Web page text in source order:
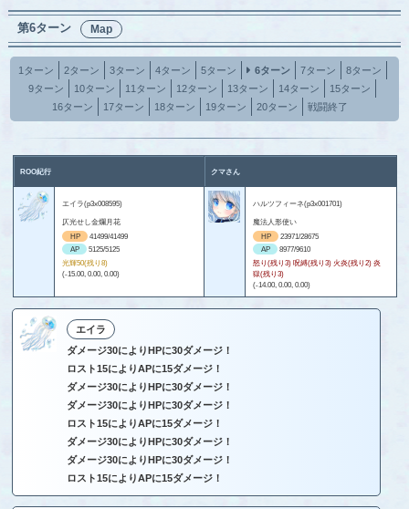
第6ターン Map
1ターン 2ターン 3ターン 4ターン 5ターン 6ターン 7ターン
8ターン
9ターン
10ターン 11ターン 12ターン 13ターン 14ターン
15ターン
16ターン
17ターン 18ターン 19ターン 20ターン 戦闘終了
ROO紀行 クマさん
エイラ(p3x008595)
仄光せし金爛月花
HP
41499/41499
AP
5125/5125
光輝50(残り8)
(-15.00, 0.00, 0.00)
ハルツフィーネ(p3x001701)
魔法人形使い
HP
23971/28675
AP
8977/9610
怒り(残り3) 呪縛(残り3) 火炎(残り2) 炎
獄(残り3)
(-14.00, 0.00, 0.00)
エイラ
ダメージ30によりHPに30ダメージ！
ロスト15によりAPに15ダメージ！
ダメージ30によりHPに30ダメージ！
ダメージ30によりHPに30ダメージ！
ロスト15によりAPに15ダメージ！
ダメージ30によりHPに30ダメージ！
ダメージ30によりHPに30ダメージ！
ロスト15によりAPに15ダメージ！